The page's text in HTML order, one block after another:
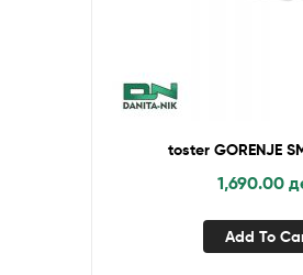
toster GORENJE
1,690.00
Add To